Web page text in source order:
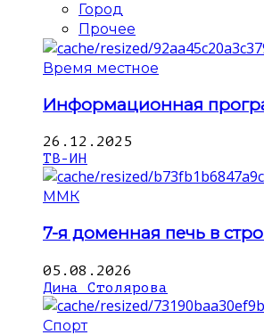
Город
Прочее
Время местное
Информационная
26.12.2025
ТВ-ИН
ММК
7-я доменная печь в
05.08.2026
Дина Столярова
Спорт